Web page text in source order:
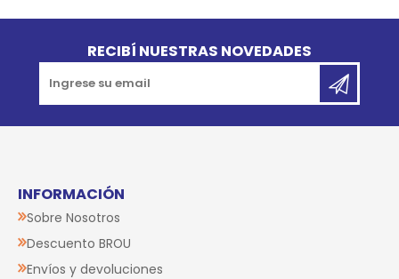
RECIBÍ NUESTRAS NOVEDADES
INFORMACIÓN
Sobre Nosotros
Descuento BROU
Envíos y devoluciones